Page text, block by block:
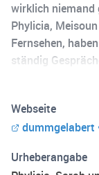
wirklich niemand
Phylicia,
Fernsehen,
ständig
unverheiratet)
Unterhaltsam
Webseite
dummgelabert
Urheberangabe